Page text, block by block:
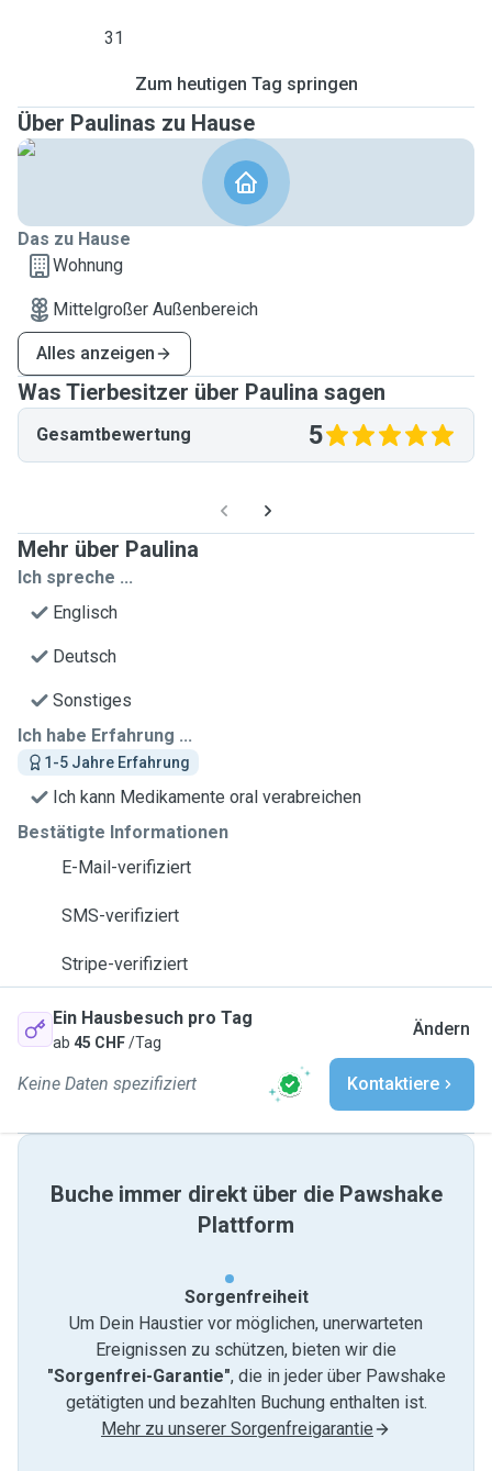
31
Zum heutigen Tag springen
Über Paulinas zu Hause
Das zu Hause
Wohnung
Mittelgroßer Außenbereich
Alles anzeigen
Was Tierbesitzer über Paulina sagen
Gesamtbewertung 5
Mehr über Paulina
Ich spreche ...
Englisch
Deutsch
Sonstiges
Ich habe Erfahrung ...
1-5 Jahre Erfahrung
Ich kann Medikamente oral verabreichen
Bestätigte Informationen
E-Mail-verifiziert
SMS-verifiziert
Stripe-verifiziert
Ein Hausbesuch pro Tag
ab 45 CHF/Tag
Ändern
Keine Daten spezifiziert Kontaktiere
Buche immer direkt über die Pawshake
Plattform
Sorgenfreiheit
Um Dein Haustier vor möglichen, unerwarteten
Ereignissen zu schützen, bieten wir die
"Sorgenfrei-Garantie", die in jeder über Pawshake
getätigten und bezahlten Buchung enthalten ist.
Mehr zu unserer Sorgenfreigarantie